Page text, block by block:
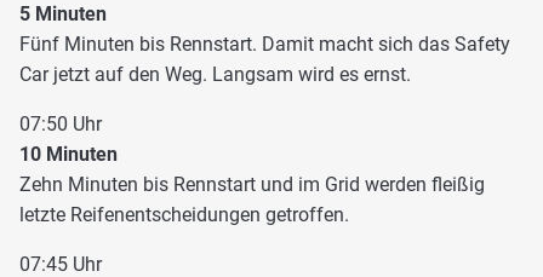
5 Minuten
Fünf Minuten bis Rennstart. Damit macht sich das Safety
Car jetzt auf den Weg. Langsam wird es ernst.
07:50 Uhr
10 Minuten
Zehn Minuten bis Rennstart und im Grid werden fleißig
letzte Reifenentscheidungen getroffen.
07:45 Uhr